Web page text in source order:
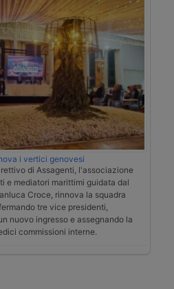
i vertici genovesi
di Assagenti, l'associazione
e mediatori marittimi guidata dal
Croce, rinnova la squadra
tre vice presidenti,
nuovo ingresso e assegnando la
commissioni interne.